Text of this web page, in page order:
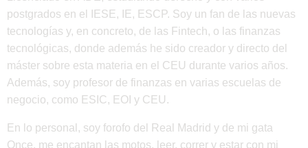
postgrados en el IESE, IE, ESCP. Soy un fan de las nuevas
tecnologías y, en concreto, de las Fintech, o las finanzas
tecnológicas, donde además he sido creador y directo del
máster sobre esta materia en el CEU durante varios años.
Además, soy profesor de finanzas en varias escuelas de
negocio, como ESIC, EOI y CEU.
En lo personal, soy forofo del Real Madrid y de mi gata
Once, me encantan las motos, leer, correr y estar con mi